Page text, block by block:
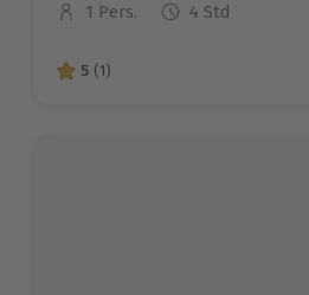
Anzahl der Teilnehmer
1 Pers. 4 Std
5 von 5 Sternen basierend auf
5 (1)